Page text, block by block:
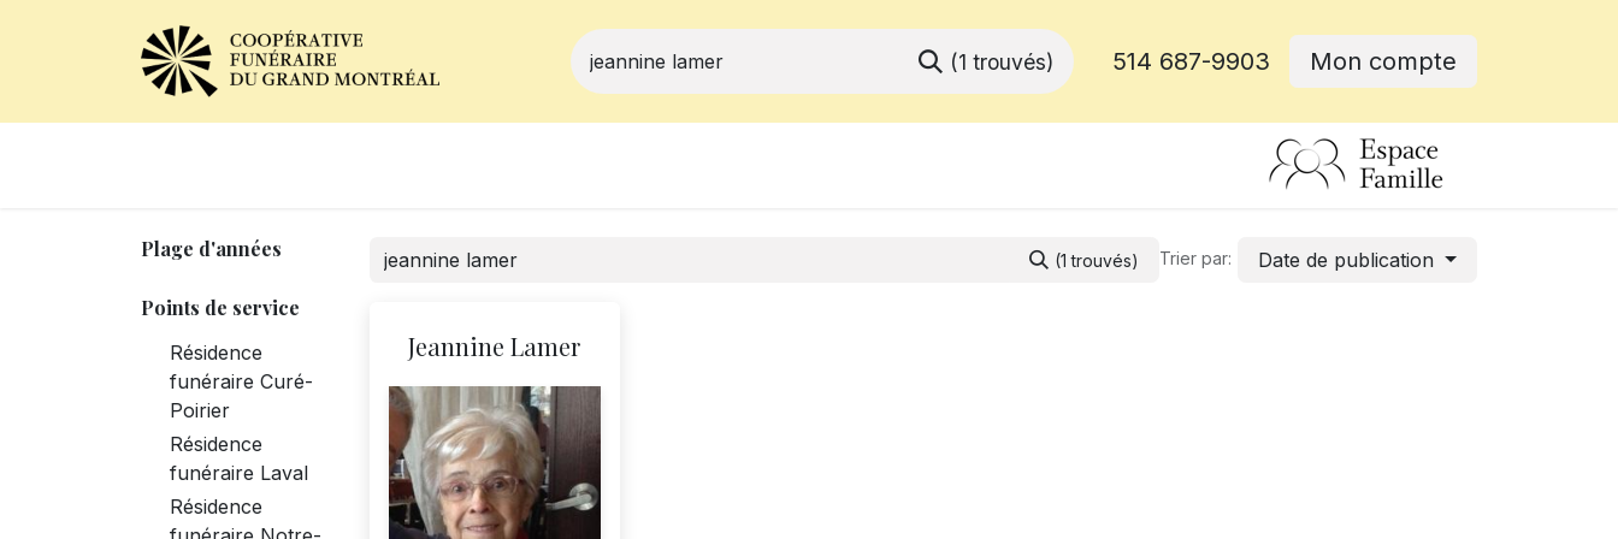
(1 trouvés) 514 687-9903 Mon compte
Plage d'années
Points de service
Résidence
funéraire Curé-
Poirier
Résidence
funéraire Laval
Résidence
(1 trouvés) Trier par: Date de publication
Jeannine Lamer